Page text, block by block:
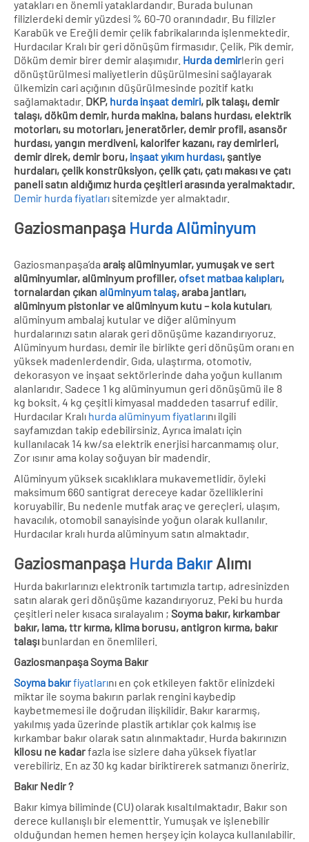
yatakları en önemli yataklardandır. Burada bulunan
filizlerdeki demir yüzdesi % 60-70 oranındadır. Bu filizler
Karabük ve Ereğli demir çelik fabrikalarında işlenmektedir.
Hurdacılar Kralı bir geri dönüşüm firmasıdır. Çelik, Pik demir,
Döküm demir birer demir alaşımıdır. Hurda demirlerin geri
dönüştürülmesi maliyetlerin düşürülmesini sağlayarak
ülkemizin cari açığının düşürülmesinde pozitif katkı
sağlamaktadır. DKP, hurda inşaat demiri, pik talaşı, demir
talaşı, döküm demir, hurda makina, balans hurdası, elektrik
motorları, su motorları, jeneratörler, demir profil, asansör
hurdası, yangın merdiveni, kalorifer kazanı, ray demirleri,
demir direk, demir boru,inşaat yıkım hurdası, şantiye
hurdaları, çelik konstrüksiyon, çelik çatı, çatı makası ve çatı
paneli satın aldığımız hurda çeşitleri arasında yeralmaktadır.
Demir hurda fiyatları sitemizde yer almaktadır.
Gaziosmanpaşa Hurda Alüminyum
Gaziosmanpaşa’da araiş alüminyumlar, yumuşak ve sert
alüminyumlar, alüminyum profiller, ofset matbaa kalıpları,
tornalardan çıkan alüminyum talaş, araba jantları,
alüminyum pistonlar ve alüminyum kutu – kola kutuları,
alüminyum ambalaj kutular ve diğer alüminyum
hurdalarınızı satın alarak geri dönüşüme kazandırıyoruz.
Alüminyum hurdası, demir ile birlikte geri dönüşüm oranı en
yüksek madenlerdendir. Gıda, ulaştırma, otomotiv,
dekorasyon ve inşaat sektörlerinde daha yoğun kullanım
alanlarıdır. Sadece 1 kg alüminyumun geri dönüşümü ile 8
kg boksit, 4 kg çeşitli kimyasal maddeden tasarruf edilir.
Hurdacılar Kralı hurda alüminyum fiyatlarını ilgili
sayfamızdan takip edebilirsiniz. Ayrıca imalatı için
kullanılacak 14 kw/sa elektrik enerjisi harcanmamış olur.
Zor ısınır ama kolay soğuyan bir madendir.
Alüminyum yüksek sıcaklıklara mukavemetlidir, öyleki
maksimum 660 santigrat dereceye kadar özelliklerini
koruyabilir. Bu nedenle mutfak araç ve gereçleri, ulaşım,
havacılık, otomobil sanayisinde yoğun olarak kullanılır.
Hurdacılar kralı hurda alüminyum satın almaktadır.
Gaziosmanpaşa Hurda BakırAlımı
Hurda bakırlarınızı elektronik tartımızla tartıp, adresinizden
satın alarak geri dönüşüme kazandırıyoruz. Peki bu hurda
çeşitleri neler kısaca sıralayalım ; Soyma bakır, kırkambar
bakır, lama, ttr kırma, klima borusu, antigron kırma, bakır
talaşı bunlardan en önemlileri.
Gaziosmanpaşa Soyma Bakır
Soyma bakırfiyatlarını en çok etkileyen faktör elinizdeki
miktar ile soyma bakırın parlak rengini kaybedip
kaybetmemesi ile doğrudan ilişkilidir. Bakır kararmış,
yakılmış yada üzerinde plastik artıklar çok kalmış ise
kırkambar bakır olarak satın alınmaktadır. Hurda bakırınızın
kilosu ne kadarfazla ise sizlere daha yüksek fiyatlar
verebiliriz. En az 30 kg kadar biriktirerek satmanızı öneririz.
Bakır Nedir ?
Bakır kimya biliminde (CU) olarak kısaltılmaktadır. Bakır son
derece kullanışlı bir elementtir. Yumuşak ve işlenebilir
olduğundan hemen hemen herşey için kolayca kullanılabilir.